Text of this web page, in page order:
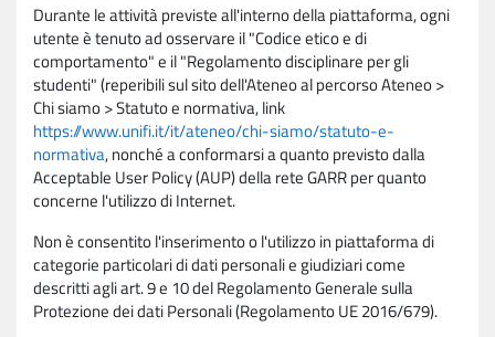
Durante le attività previste all'interno della piattaforma, ogni
utente è tenuto ad osservare il "Codice etico e di
comportamento" e il "Regolamento disciplinare per gli
studenti" (reperibili sul sito dell'Ateneo al percorso Ateneo >
Chi siamo > Statuto e normativa, link
https://www.unifi.it/it/ateneo/chi-siamo/statuto-e-
normativa, nonché a conformarsi a quanto previsto dalla
Acceptable User Policy (AUP) della rete GARR per quanto
concerne l'utilizzo di Internet.
Non è consentito l'inserimento o l'utilizzo in piattaforma di
categorie particolari di dati personali e giudiziari come
descritti agli art. 9 e 10 del Regolamento Generale sulla
Protezione dei dati Personali (Regolamento UE 2016/679).